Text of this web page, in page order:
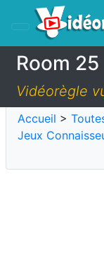
Room 25
Vidéorègle
Accueil >
Jeux